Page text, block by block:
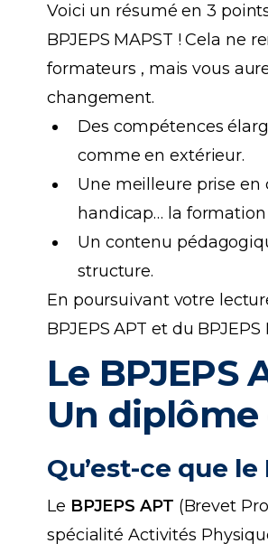
Voici un résumé en 3
BPJEPS MAPST ! Cela ne
formateurs , mais vous
changement.
Des compétences
comme en extérieur.
Une meilleure prise en
handicap… la formation
Un contenu
structure.
En poursuivant votre
BPJEPS APT et du BPJEPS
Le BPJEPS
Un
Qu’est-ce que le
Le BPJEPS APT (Brevet
spécialité Activités